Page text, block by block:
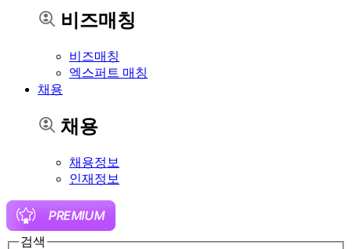
비즈매칭
비즈매칭
엑스퍼트 매칭
채용
채용
채용정보
인재정보
검색